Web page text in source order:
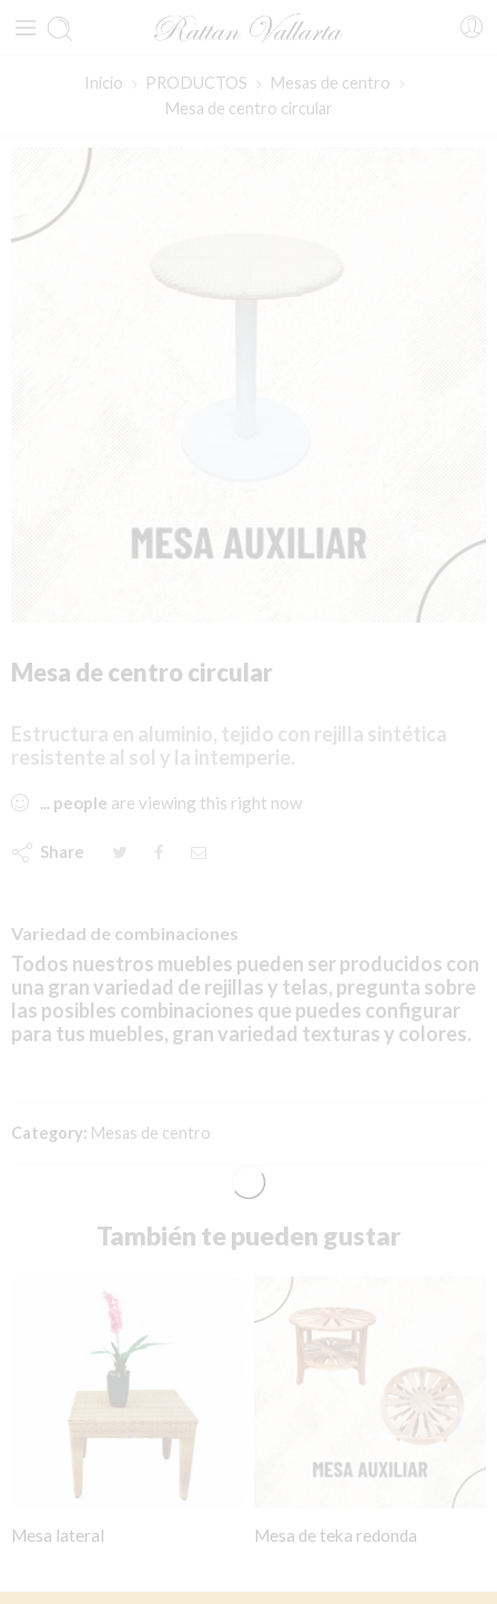
Inicio PRODUCTOS
Mesas de centro
Mesa de centro circular
Mesa de centro circular
Estructura en aluminio, tejido con rejilla sintética
resistente al sol y la intemperie.
... people are viewing this right now
Share
Variedad de combinaciones
Todos nuestros muebles pueden ser producidos con
una gran variedad de rejillas y telas, pregunta sobre
las posibles combinaciones que puedes configurar
para tus muebles, gran variedad texturas y colores.
Category: Mesas de centro
También te pueden gustar
Mesa lateral Mesa de teka redonda